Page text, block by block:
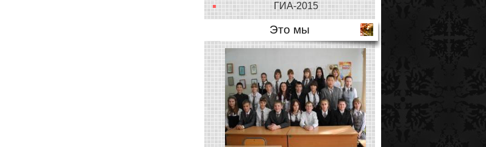
ГИА-2015
Это мы